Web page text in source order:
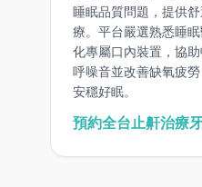
睡眠品質問題，提供
療。平台嚴選熟悉睡
化專屬口內裝置，協
呼噪音並改善缺氧疲
安穩好眠。
預約全台止鼾治療